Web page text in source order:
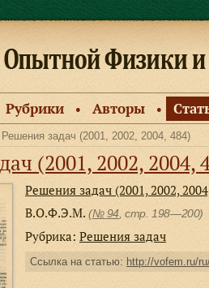
Рубрики ● Авторы ●
задач (2001, 2002, 2004, 484)
(2001, 2002, 2004,
Решения задач (2001, 2002,
В.О.Ф.Э.М. (№ 94 , стр. 198—200)
Рубрика: Решения задач
Ссылка на статью: http://vofem.ru/